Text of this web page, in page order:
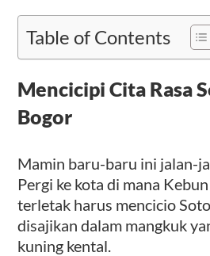
Table of Contents
Mencicipi Cita Rasa
Bogor
Mamin baru-baru ini jalan-
Pergi ke kota di mana
terletak harus mencicio
disajikan dalam mangkuk
kuning kental.